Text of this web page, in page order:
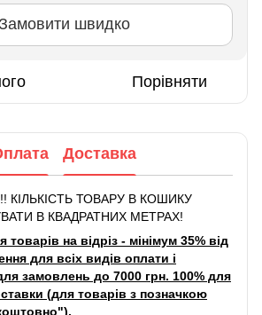
швидко
Порівняти
Доставка
КІЛЬКІСТЬ ТОВАРУ В КОШИКУ
В КВАДРАТНИХ МЕТРАХ!
на відріз - мінімум 35% від
для всіх видів оплати і
замовлень до 7000 грн. 100% для
(для товарів з позначкою